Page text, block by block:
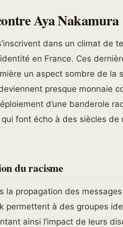
Aya Nakamura
dans un climat de
en France. Ces
un aspect sombre de la
presque monnaie
d’une banderole
font écho à des siècles de
du racisme
la propagation des
permettent à des groupes
ainsi l’impact de leurs